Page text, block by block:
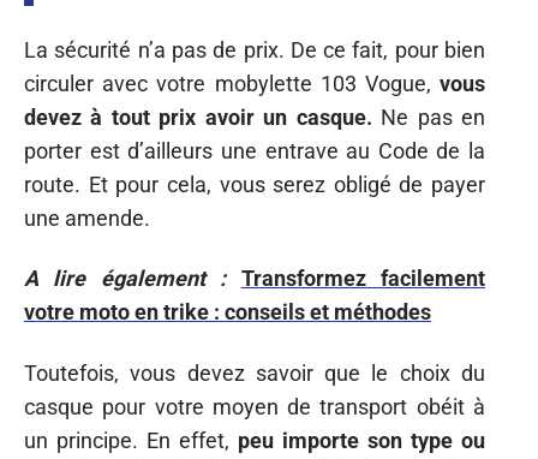
La sécurité n’a pas de prix. De ce fait, pour bien
circuler avec votre mobylette 103 Vogue, vous
devez à tout prix avoir un casque. Ne pas en
porter est d’ailleurs une entrave au Code de la
route. Et pour cela, vous serez obligé de payer
une amende.
A lire également :
Transformez facilement
votre moto en trike : conseils et méthodes
Toutefois, vous devez savoir que le choix du
casque pour votre moyen de transport obéit à
un principe. En effet, peu importe son type ou